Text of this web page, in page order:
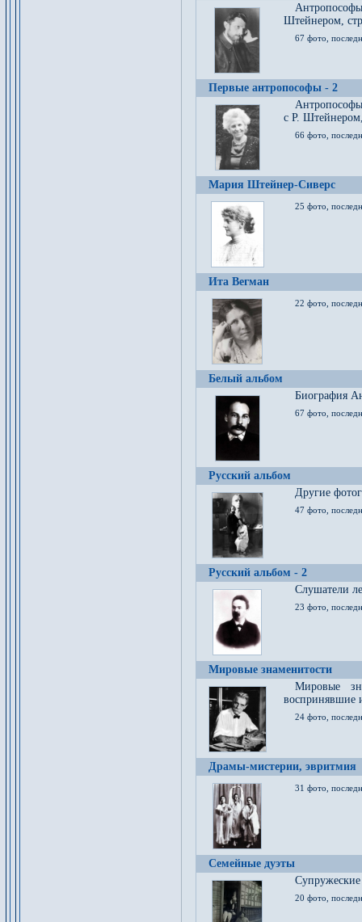
Штейнером,
67 фото,
Первые антропософы - 2
с Р.
66 фото,
Мария Штейнер-Сиверс
25 фото,
Ита Вегман
22 фото,
Белый альбом
Биография
67 фото,
Русский альбом
Другие
47 фото,
Русский альбом - 2
Cлушатели
23 фото,
Мировые знаменитости
Мировые
воспринявшие
24 фото,
Драмы-мистерии, эвритмия
31 фото,
Семейные дуэты
20 фото,